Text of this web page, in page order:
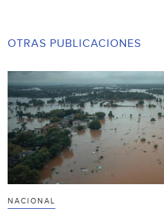
OTRAS PUBLICACIONES
NACIONAL